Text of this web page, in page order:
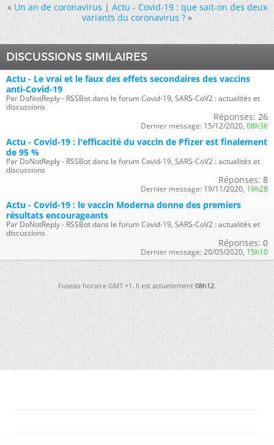
« Un an de coronavirus|Actu - Covid-19 : que sait-on des deux
variants du coronavirus ? »
DISCUSSIONS SIMILAIRES
Actu - Le vrai et le faux des effets secondaires des vaccins
anti-Covid-19
Par DoNotReply - RSSBot dans le forum Covid-19, SARS-CoV2 : actualités et
discussions
Réponses: 26
Dernier message: 15/12/2020, 08h36
Actu - Covid-19 : l'efficacité du vaccin de Pfizer est finalement
de 95 %
Par DoNotReply - RSSBot dans le forum Covid-19, SARS-CoV2 : actualités et
discussions
Réponses: 8
Dernier message: 19/11/2020, 19h28
Actu - Covid-19 : le vaccin Moderna donne des premiers
résultats encourageants
Par DoNotReply - RSSBot dans le forum Covid-19, SARS-CoV2 : actualités et
discussions
Réponses: 0
Dernier message: 20/05/2020, 15h10
Fuseau horaire GMT +1. Il est actuellement08h12.